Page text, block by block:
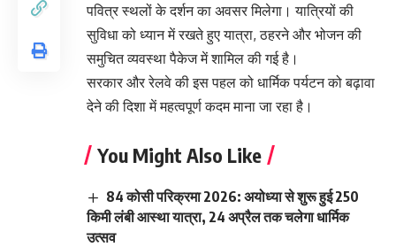
पवित्र स्थलों के दर्शन का अवसर मिलेगा। यात्रियों की
सुविधा को ध्यान में रखते हुए यात्रा, ठहरने और भोजन की
समुचित व्यवस्था पैकेज में शामिल की गई है।
सरकार और रेलवे की इस पहल को धार्मिक पर्यटन को बढ़ावा
देने की दिशा में महत्वपूर्ण कदम माना जा रहा है।
You Might Also Like
84 कोसी परिक्रमा 2026: अयोध्या से शुरू हुई 250
किमी लंबी आस्था यात्रा, 24 अप्रैल तक चलेगा धार्मिक
उत्सव